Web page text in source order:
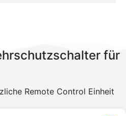
für
Remote Control Einheit